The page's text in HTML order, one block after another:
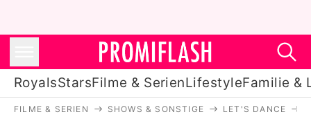
RoyalsStarsFilme & SerienLifestyleFamilie &
FILME & SERIEN SHOWS & SONSTIGE LET'S DANCE